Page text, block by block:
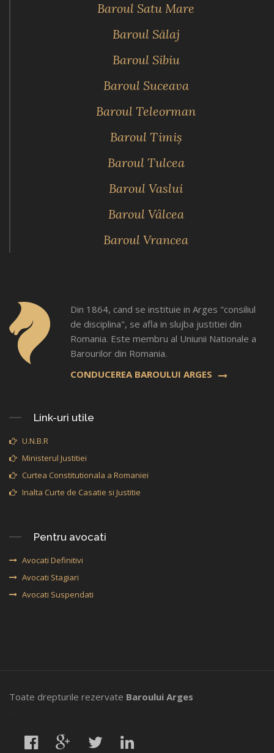
Baroul Satu Mare
Baroul Sălaj
Baroul Sibiu
Baroul Suceava
Baroul Teleorman
Baroul Timiş
Baroul Tulcea
Baroul Vaslui
Baroul Vâlcea
Baroul Vrancea
Din 1864, cand se instituie in Arges "consiliul
de disciplina", se afla in slujba justitiei din
Romania. Este membru al Uniunii Nationale a
Barourilor din Romania.
CONDUCEREA BAROULUI ARGES
Link-uri utile
U.N.B.R
Ministerul Justitiei
Curtea Constitutionala a Romaniei
Inalta Curte de Casatie si Justitie
Pentru avocati
Avocati Definitivi
Avocati Stagiari
Avocati Suspendati
Toate drepturile rezervate Baroului Arges